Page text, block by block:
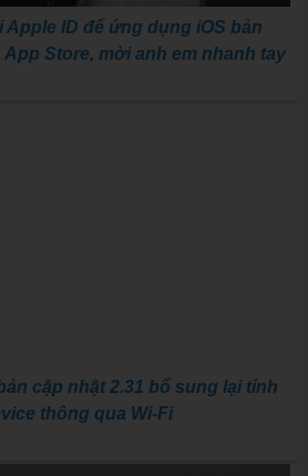
Apple ID để ứng dụng iOS bản
Store, mời anh em nhanh tay
cập nhật 2.31 bổ sung lại tính
thông qua Wi-Fi